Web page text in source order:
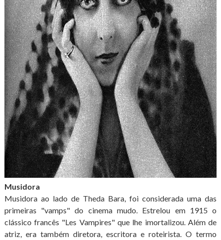
Musidora
Musidora ao lado de Theda Bara, foi considerada uma das
primeiras "vamps" do cinema mudo. Estrelou em 1915 o
clássico francês "Les Vampires" que lhe imortalizou. Além de
atriz, era também diretora, escritora e roteirista. O termo